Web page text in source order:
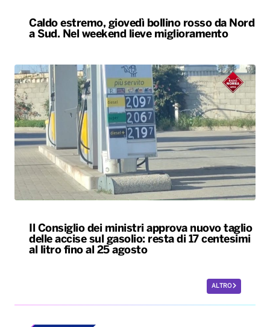
Caldo estremo, giovedì bollino rosso da Nord
a Sud. Nel weekend lieve miglioramento
Il Consiglio dei ministri approva nuovo taglio
delle accise sul gasolio: resta di 17 centesimi
al litro fino al 25 agosto
ALTRO